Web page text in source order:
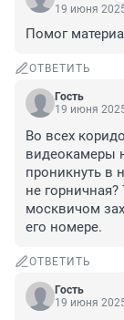
19 июня
Помог
ОТВЕТИТЬ
Гость
19 июня
Во всех
видеокамеры
проникнуть в
не горничная?
москвичом
его номере.
ОТВЕТИТЬ
Гость
19 июня